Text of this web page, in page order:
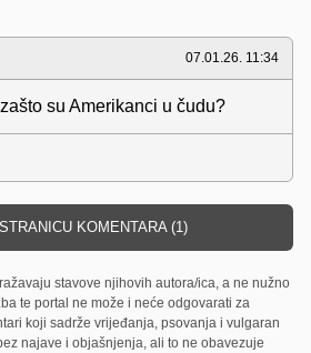
07.01.26. 11:34
su Amerikanci u čudu?
KOMENTARA (1)
stavove njihovih autora/ica, a ne nužno
te portal ne može i neće odgovarati za
koji sadrže vrijeđanja, psovanja i vulgaran
najave i objašnjenja, ali to ne obavezuje